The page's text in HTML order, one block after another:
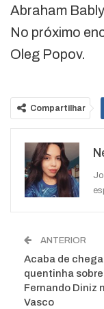
Abraham
No próximo
Oleg Popov.
Compartilhar
WhatsApp
ANTERIOR
Acaba de
quentinha sobre
Fernando Diniz
Vasco